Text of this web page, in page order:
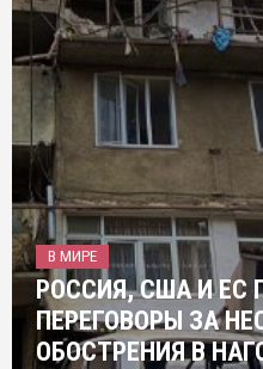
В МИРЕ
РОССИЯ, США И ЕС
ПЕРЕГОВОРЫ ЗА
ОБОСТРЕНИЯ В